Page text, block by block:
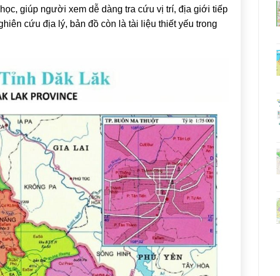
giúp người xem dễ dàng tra cứu vị trí, địa giới tiếp
cứu địa lý, bản đồ còn là tài liệu thiết yếu trong